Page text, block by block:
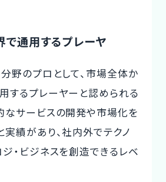
で通用するプレーヤ
野のプロとして、市場全体か
するプレーヤーと認められる
なサービスの開発や市場化を
実績があり、社内外でテクノ
ジ・ビジネスを創造できるレベ